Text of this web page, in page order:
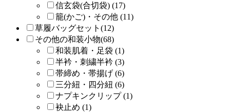
信玄袋(合切袋) (17)
籠(かご)・その他 (11)
草履バッグセット(12)
その他の和装小物(68)
和装肌着・足袋 (1)
半衿・刺繍半衿 (3)
帯締め・帯揚げ (6)
三分紐・四分紐 (6)
ナプキンクリップ (1)
袂止め (1)